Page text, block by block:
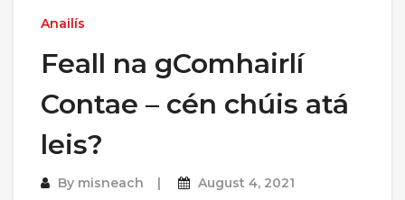
Anailís
Feall na gComhairlí
Contae – cén chúis atá
leis?
By misneach August 4, 2021